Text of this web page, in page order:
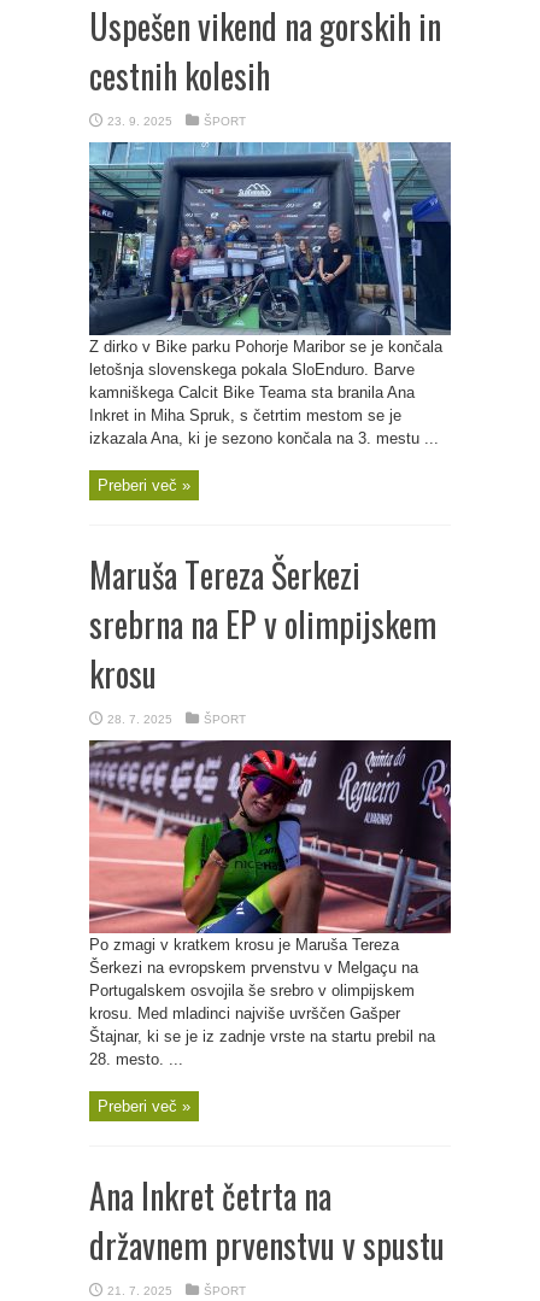
Uspešen vikend na gorskih in
cestnih kolesih
23. 9. 2025 ŠPORT
Z dirko v Bike parku Pohorje Maribor se je končala
letošnja slovenskega pokala SloEnduro. Barve
kamniškega Calcit Bike Teama sta branila Ana
Inkret in Miha Spruk, s četrtim mestom se je
izkazala Ana, ki je sezono končala na 3. mestu ...
Preberi več »
Maruša Tereza Šerkezi
srebrna na EP v olimpijskem
krosu
28. 7. 2025 ŠPORT
Po zmagi v kratkem krosu je Maruša Tereza
Šerkezi na evropskem prvenstvu v Melgaçu na
Portugalskem osvojila še srebro v olimpijskem
krosu. Med mladinci najviše uvrščen Gašper
Štajnar, ki se je iz zadnje vrste na startu prebil na
28. mesto. ...
Preberi več »
Ana Inkret četrta na
državnem prvenstvu v spustu
21. 7. 2025 ŠPORT